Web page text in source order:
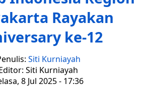
Rayakan
ke-12
Siti Kurniayah
Siti Kurniayah
8 Jul 2025 - 17:36